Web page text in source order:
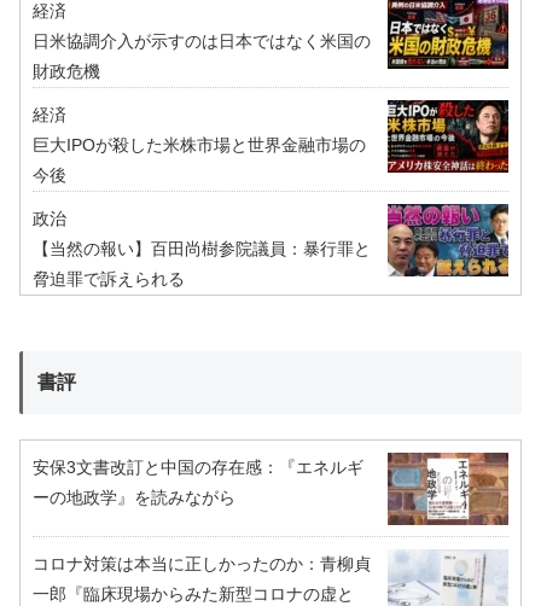
経済
日米協調介入が示すのは日本ではなく米国の
財政危機
経済
巨大IPOが殺した米株市場と世界金融市場の
今後
政治
【当然の報い】百田尚樹参院議員：暴行罪と
脅迫罪で訴えられる
書評
安保3文書改訂と中国の存在感：『エネルギ
ーの地政学』を読みながら
コロナ対策は本当に正しかったのか：青柳貞
一郎『臨床現場からみた新型コロナの虚と